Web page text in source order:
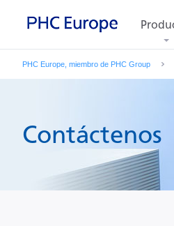
PHC Europe, miembro de PHC Group
Contáctenos